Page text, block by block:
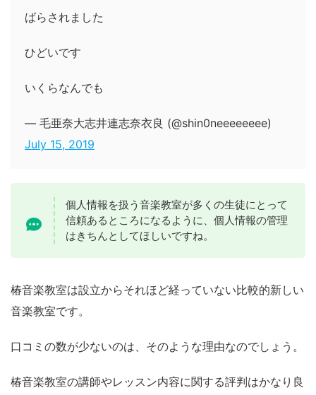
ばらされました
ひどいです
いくらなんでも
— 毛亜奈大志井連志奈衣良 (@shin0neeeeeeee)
July 15, 2019
個人情報を扱う音楽教室が多くの生徒にとって
信頼あるところになるように、個人情報の管理
はきちんとしてほしいですね。
椿音楽教室は設立からそれほど経っていない比較的新しい
音楽教室です。
口コミの数が少ないのは、そのような理由なのでしょう。
椿音楽教室の講師やレッスン内容に関する評判はかなり良